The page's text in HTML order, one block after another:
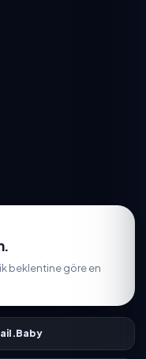
beklentine göre en